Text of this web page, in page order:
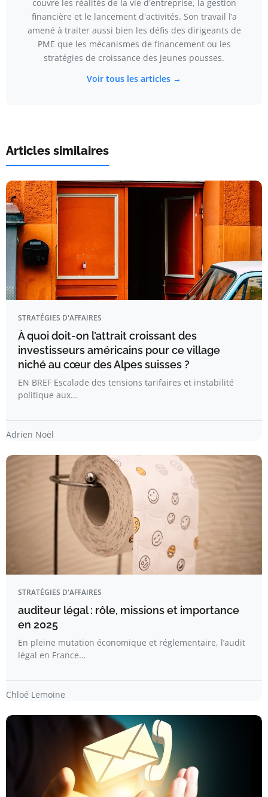
couvre les réalités de la vie d'entreprise, la gestion
financière et le lancement d'activités. Son travail l’a
amené à traiter aussi bien les défis des dirigeants de
PME que les mécanismes de financement ou les
stratégies de croissance des jeunes pousses.
Voir tous les articles →
Articles similaires
STRATÉGIES D'AFFAIRES
À quoi doit-on l’attrait croissant des
investisseurs américains pour ce village
niché au cœur des Alpes suisses ?
EN BREF Escalade des tensions tarifaires et instabilité
politique aux…
Adrien Noël
STRATÉGIES D'AFFAIRES
auditeur légal : rôle, missions et importance
en 2025
En pleine mutation économique et réglementaire, l’audit
légal en France…
Chloé Lemoine